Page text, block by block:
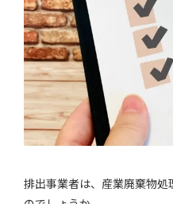
排出事業者は、産業廃棄物処